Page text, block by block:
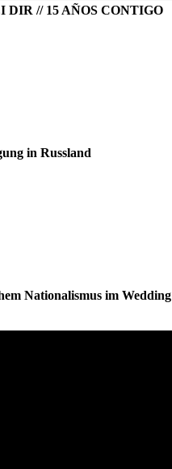
DIR // 15 AÑOS CONTIGO
in Russland
Nationalismus im Wedding